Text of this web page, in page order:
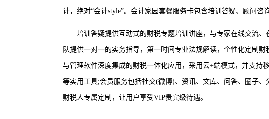
计，绝对“会计style”。会计家园套餐服务卡包含培训答疑、顾问咨
培训答疑提供互动式的财税专题培训讲座，与专家在线交流
队提供一对一的实务指导，第一时间专业法规解读，个性化定制
与管理软件深度集成的财税一体化应用，采用云+端模式，并支持
等实用工具;会员服务包括社交(微博)、资讯、文库、问答、圈子
财税人专属定制，让用户享受VIP贵宾级待遇。